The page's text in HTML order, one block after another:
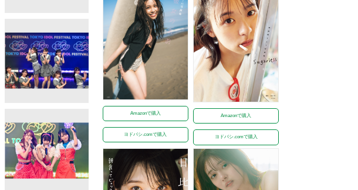
Amazonで購入
ヨドバシ.comで購入
Amazonで購入
ヨドバシ.comで購入